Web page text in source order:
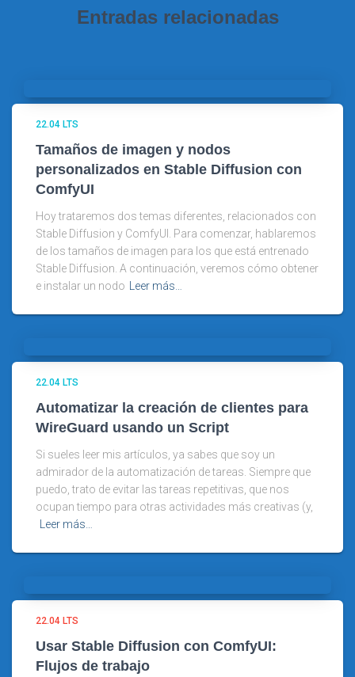
Entradas relacionadas
22.04 LTS
Tamaños de imagen y nodos
personalizados en Stable Diffusion con
ComfyUI
Hoy trataremos dos temas diferentes, relacionados con
Stable Diffusion y ComfyUI. Para comenzar, hablaremos
de los tamaños de imagen para los que está entrenado
Stable Diffusion. A continuación, veremos cómo obtener
e instalar un nodo Leer más…
22.04 LTS
Automatizar la creación de clientes para
WireGuard usando un Script
Si sueles leer mis artículos, ya sabes que soy un
admirador de la automatización de tareas. Siempre que
puedo, trato de evitar las tareas repetitivas, que nos
ocupan tiempo para otras actividades más creativas (y,
Leer más…
22.04 LTS
Usar Stable Diffusion con ComfyUI:
Flujos de trabajo